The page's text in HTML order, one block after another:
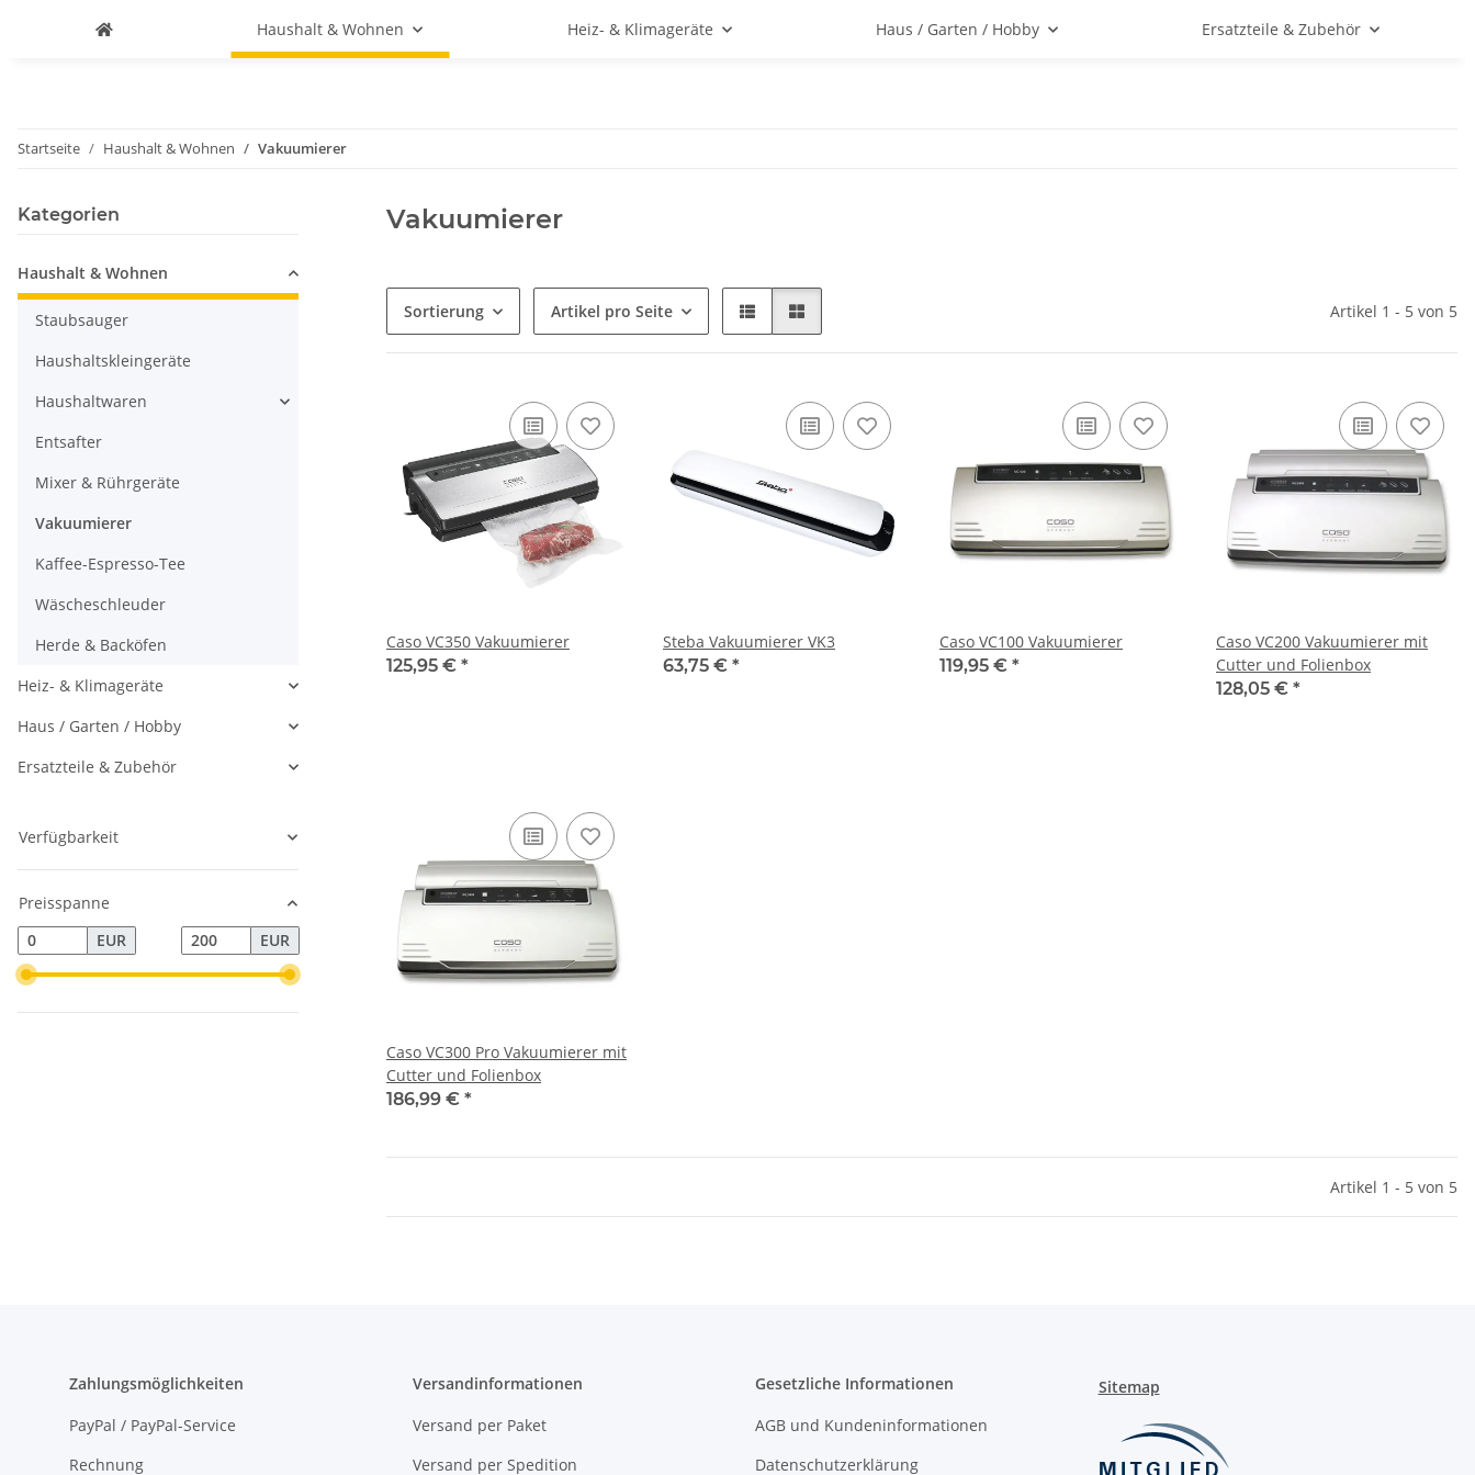
Haushalt & Wohnen Heiz- & Klimageräte Haus / Garten / Hobby Ersatzteile & Zubehör
Startseite Haushalt & Wohnen Vakuumierer
Vakuumierer
Sortierung Artikel pro Seite Artikel 1 - 5 von 5
Caso VC350 Vakuumierer
125,95 € *
Steba Vakuumierer VK3
63,75 € *
Caso VC100 Vakuumierer
119,95 € *
Caso VC200 Vakuumierer mit
Cutter und Folienbox
128,05 € *
Caso VC300 Pro Vakuumierer mit
Cutter und Folienbox
186,99 € *
Artikel 1 - 5 von 5
Kategorien
Haushalt & Wohnen
Staubsauger
Haushaltskleingeräte
Haushaltwaren
Entsafter
Mixer & Rührgeräte
Vakuumierer
Kaffee-Espresso-Tee
Wäscheschleuder
Herde & Backöfen
Heiz- & Klimageräte
Haus / Garten / Hobby
Ersatzteile & Zubehör
Verfügbarkeit
Preisspanne
EUR
EUR
Zahlungsmöglichkeiten
PayPal / PayPal-Service
Rechnung
Versandinformationen
Versand per Paket
Versand per Spedition
Gesetzliche Informationen
AGB und Kundeninformationen
Datenschutzerklärung
Sitemap